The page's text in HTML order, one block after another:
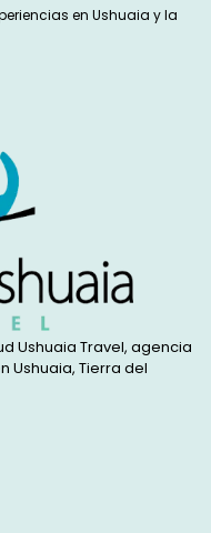
en Ushuaia y la
Ushuaia Travel, agencia
Ushuaia, Tierra del